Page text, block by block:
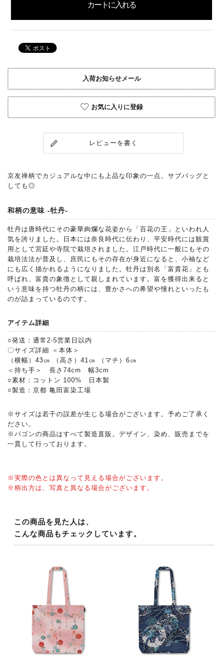
入荷お知らせメール
お気に入りに登録
レビューを書く
京友禅柄でカジュアルな中にも上品な印象の一点。サブバッグと
しても◎
和柄の意味 -牡丹-
牡丹は唐時代にその豪華絢爛な花姿から「百花の王」といわれ人
気を誇りました。日本には奈良時代に伝わり、平安時代には観賞
用として宮廷や寺院で栽培されました。江戸時代に一般にもその
栽培法法が普及し、庶民にもその存在が身近になると、小袖など
にも広く描かれるようになりました。牡丹は別名「富貴花」とも
呼ばれ、富貴の象徴として親しまれています。富を獲得出来ると
いう意味を持つ牡丹の柄には、豊かさへの希望や憧れといったも
のが詰まっているのです。
アイテム詳細
○発送：通常2-5営業日以内
〇サイズ詳細 ＜本体＞
（横幅）43㎝ （高さ）41㎝ （マチ）6㎝
＜持ち手＞ 長さ74cm 幅3cm
○素材：コットン 100% 日本製
○製造：京都 亀田富染工場
※サイズは若干の誤差が生じる場合がございます。予めご了承く
ださい。
※パゴンの商品はすべて製造直販。デザイン、染め、販売までを
一貫して行っております。
※実際の色とは異なって見える場合がございます。
※柄出方は、写真と異なる場合がございます。
この商品を見た人は、
こんな商品もチェックしています。